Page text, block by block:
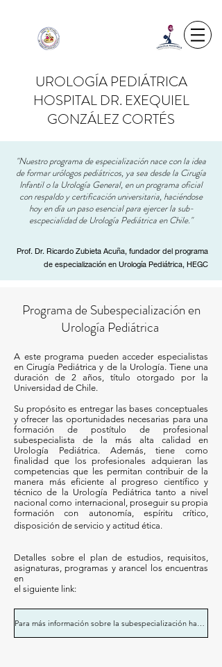
UROLOGÍA PEDIÁTRICA
HOSPITAL DR. EXEQUIEL
GONZÁLEZ CORTÉS
"Nuestro programa de especialización nace con la idea
de formar urólogos pediátricos, ya sea desde la Cirugía
Infantil o la Urología General, en un programa oficial
con respaldo y certificación universitaria, haciéndose
hoy en día un paso esencial para ejercer la sub-
escpecialidad de Urología Pediátrica en Chile."
Prof. Dr. Ricardo Zubieta Acuña, fundador del programa
de especialización en Urología Pediátrica, HEGC
Programa de Subespecialización en
Urología Pediátrica
A este programa pueden acceder especialistas
en Cirugía Pediátrica y de la Urología. Tiene una
duración de 2 años, título otorgado por la
Universidad de Chile.
Su propósito es entregar las bases conceptuales
y ofrecer las oportunidades necesarias para una
formación de postítulo de profesional
subespecialista de la más alta calidad en
Urología Pediátrica. Además, tiene como
finalidad que los profesionales adquieran las
competencias que les permitan contribuir de la
manera más eficiente al progreso científico y
técnico de la Urología Pediátrica tanto a nivel
nacional como internacional, proseguir su propia
formación con autonomía, espíritu crítico,
disposición de servicio y actitud ética.
Detalles sobre el plan de estudios, requisitos,
asignaturas, programas y arancel los encuentras
en
el siguiente link:
Para más información sobre la subespecialización haz click aquí